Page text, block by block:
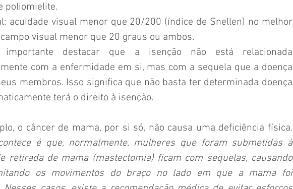
poliomielite.
acuidade visual menor que 20/200 (índice de Snellen) no melhor
visual menor que 20 graus ou ambos.
destacar que a isenção não está relacionada
com a enfermidade em si, mas com a sequela que a doença
membros. Isso significa que não basta ter determinada doença
terá o direito à isenção.
o câncer de mama, por si só, não causa uma deficiência física.
é que, normalmente, mulheres que foram submetidas à
retirada de mama (mastectomia) ficam com sequelas, causando
os movimentos do braço no lado em que a mama foi